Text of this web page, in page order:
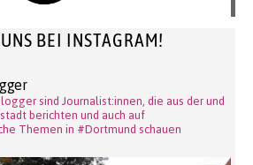
BEI INSTAGRAM!
sind Journalist:innen, die aus der und
berichten und auch auf
Themen in #Dortmund schauen